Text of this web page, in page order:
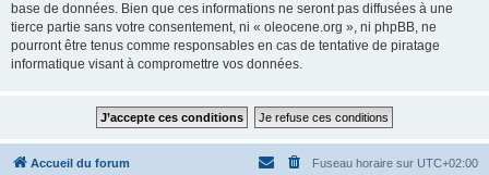
base de données. Bien que ces informations ne seront pas diffusées à une
tierce partie sans votre consentement, ni « oleocene.org », ni phpBB, ne
pourront être tenus comme responsables en cas de tentative de piratage
informatique visant à compromettre vos données.
Accueil du forum Fuseau horaire sur UTC+02:00